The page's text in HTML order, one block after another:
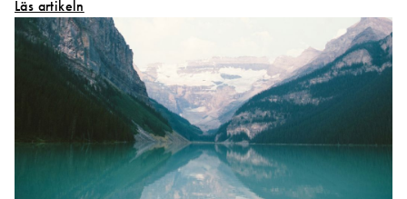
Läs artikeln